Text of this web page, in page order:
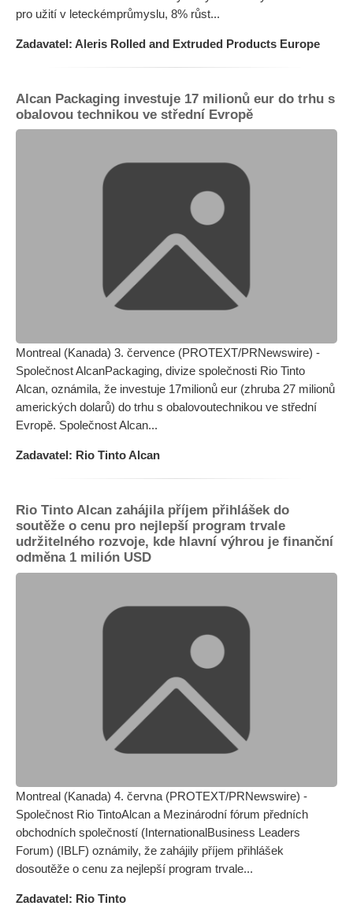
pro užití v leteckémprůmyslu, 8% růst...
Zadavatel: Aleris Rolled and Extruded Products Europe
Alcan Packaging investuje 17 milionů eur do trhu s
obalovou technikou ve střední Evropě
Montreal (Kanada) 3. července (PROTEXT/PRNewswire) -
Společnost AlcanPackaging, divize společnosti Rio Tinto
Alcan, oznámila, že investuje 17milionů eur (zhruba 27 milionů
amerických dolarů) do trhu s obalovoutechnikou ve střední
Evropě. Společnost Alcan...
Zadavatel: Rio Tinto Alcan
Rio Tinto Alcan zahájila příjem přihlášek do
soutěže o cenu pro nejlepší program trvale
udržitelného rozvoje, kde hlavní výhrou je finanční
odměna 1 milión USD
Montreal (Kanada) 4. června (PROTEXT/PRNewswire) -
Společnost Rio TintoAlcan a Mezinárodní fórum předních
obchodních společností (InternationalBusiness Leaders
Forum) (IBLF) oznámily, že zahájily příjem přihlášek
dosoutěže o cenu za nejlepší program trvale...
Zadavatel: Rio Tinto